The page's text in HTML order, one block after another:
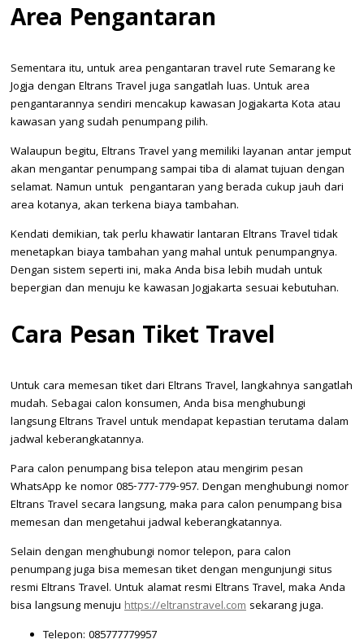
Area Pengantaran
Sementara itu, untuk area pengantaran travel rute Semarang ke
Jogja dengan Eltrans Travel juga sangatlah luas. Untuk area
pengantarannya sendiri mencakup kawasan Jogjakarta Kota atau
kawasan yang sudah penumpang pilih.
Walaupun begitu, Eltrans Travel yang memiliki layanan antar jemput
akan mengantar penumpang sampai tiba di alamat tujuan dengan
selamat. Namun untuk pengantaran yang berada cukup jauh dari
area kotanya, akan terkena biaya tambahan.
Kendati demikian, tak perlu khawatir lantaran Eltrans Travel tidak
menetapkan biaya tambahan yang mahal untuk penumpangnya.
Dengan sistem seperti ini, maka Anda bisa lebih mudah untuk
bepergian dan menuju ke kawasan Jogjakarta sesuai kebutuhan.
Cara Pesan Tiket Travel
Untuk cara memesan tiket dari Eltrans Travel, langkahnya sangatlah
mudah. Sebagai calon konsumen, Anda bisa menghubungi
langsung Eltrans Travel untuk mendapat kepastian terutama dalam
jadwal keberangkatannya.
Para calon penumpang bisa telepon atau mengirim pesan
WhatsApp ke nomor 085-777-779-957. Dengan menghubungi nomor
Eltrans Travel secara langsung, maka para calon penumpang bisa
memesan dan mengetahui jadwal keberangkatannya.
Selain dengan menghubungi nomor telepon, para calon
penumpang juga bisa memesan tiket dengan mengunjungi situs
resmi Eltrans Travel. Untuk alamat resmi Eltrans Travel, maka Anda
bisa langsung menuju https://eltranstravel.com sekarang juga.